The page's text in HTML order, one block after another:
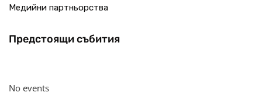
Медийни партньорства
Предстоящи събития
No events